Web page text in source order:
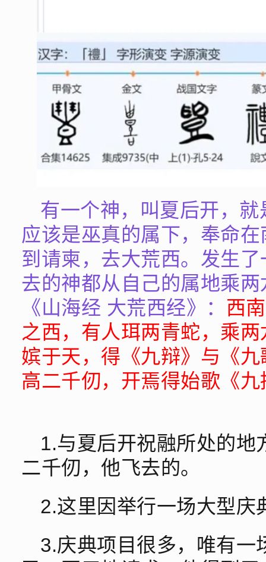
有一个神，叫夏后开，
应该是巫真的属下，奉命
到请柬，去大荒西。发生
去的神都从自己的属地乘
《山海经 大荒西经》： 西
之西，有人珥两青蛇，乘
嫔于天，得《九辩》与《
高二千仞，开焉得始歌《九
1.与夏后开祝融所处的地
二千仞，他飞去的。
2.这里因举行一场大型庆
3.庆典项目很多，唯有一